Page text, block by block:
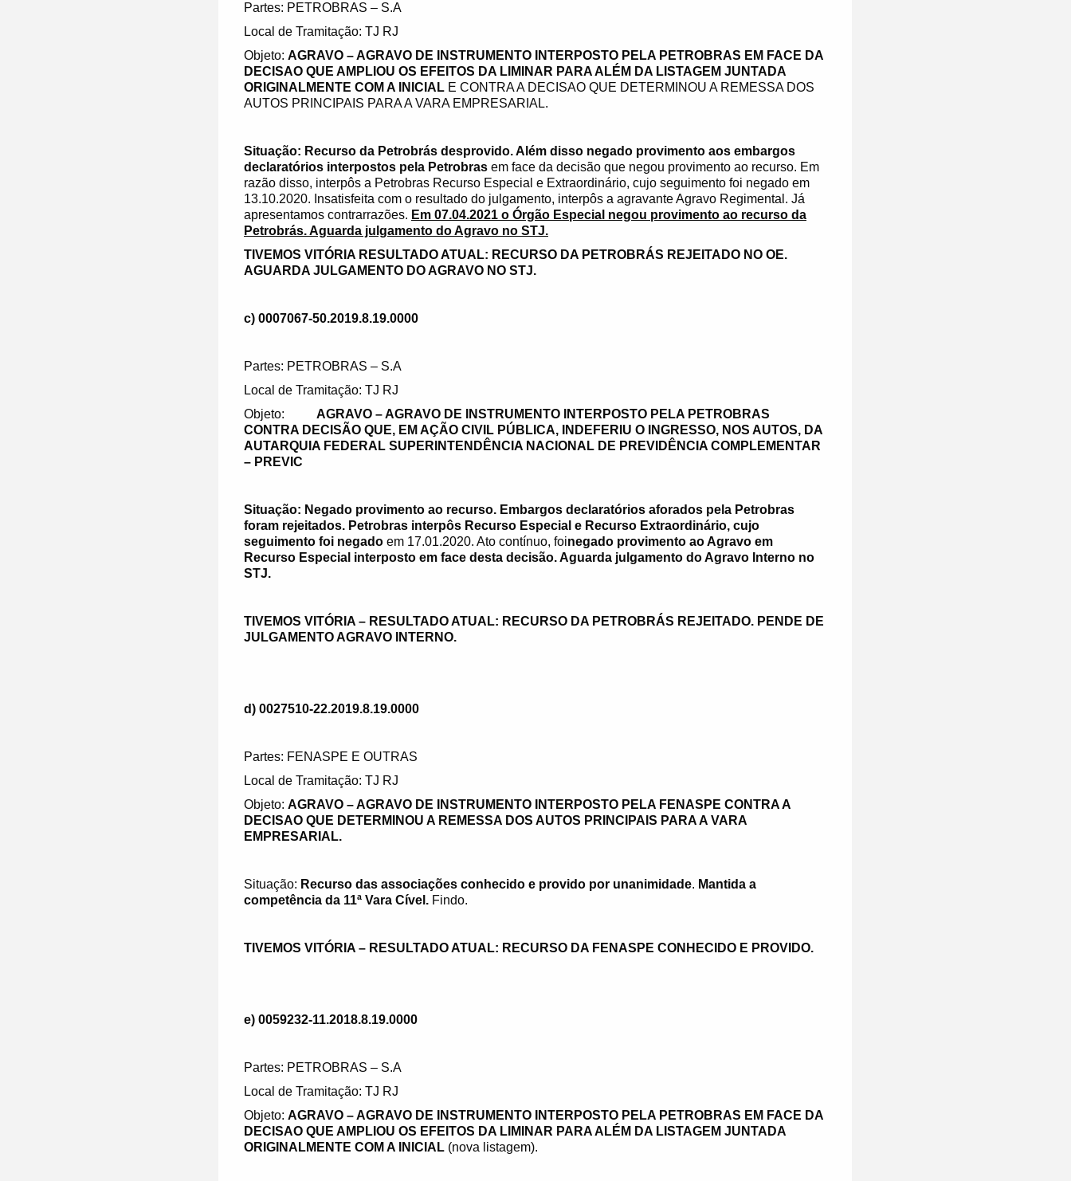
Partes: PETROBRAS – S.A
Local de Tramitação: TJ RJ
Objeto: AGRAVO – AGRAVO DE INSTRUMENTO INTERPOSTO PELA PETROBRAS EM FACE DA
DECISAO QUE AMPLIOU OS EFEITOS DA LIMINAR PARA ALÉM DA LISTAGEM JUNTADA
ORIGINALMENTE COM A INICIAL E CONTRA A DECISAO QUE DETERMINOU A REMESSA DOS
AUTOS PRINCIPAIS PARA A VARA EMPRESARIAL.
Situação: Recurso da Petrobrás desprovido. Além disso negado provimento aos embargos
declaratórios interpostos pela Petrobras em face da decisão que negou provimento ao recurso. Em
razão disso, interpôs a Petrobras Recurso Especial e Extraordinário, cujo seguimento foi negado em
13.10.2020. Insatisfeita com o resultado do julgamento, interpôs a agravante Agravo Regimental. Já
apresentamos contrarrazões. Em 07.04.2021 o Órgão Especial negou provimento ao recurso da
Petrobrás. Aguarda julgamento do Agravo no STJ.
TIVEMOS VITÓRIA RESULTADO ATUAL: RECURSO DA PETROBRÁS REJEITADO NO OE.
AGUARDA JULGAMENTO DO AGRAVO NO STJ.
c) 0007067-50.2019.8.19.0000
Partes: PETROBRAS – S.A
Local de Tramitação: TJ RJ
Objeto: AGRAVO – AGRAVO DE INSTRUMENTO INTERPOSTO PELA PETROBRAS
CONTRA DECISÃO QUE, EM AÇÃO CIVIL PÚBLICA, INDEFERIU O INGRESSO, NOS AUTOS, DA
AUTARQUIA FEDERAL SUPERINTENDÊNCIA NACIONAL DE PREVIDÊNCIA COMPLEMENTAR
– PREVIC
Situação: Negado provimento ao recurso. Embargos declaratórios aforados pela Petrobras
foram rejeitados. Petrobras interpôs Recurso Especial e Recurso Extraordinário, cujo
seguimento foi negado em 17.01.2020. Ato contínuo, foinegado provimento ao Agravo em
Recurso Especial interposto em face desta decisão. Aguarda julgamento do Agravo Interno no
STJ.
TIVEMOS VITÓRIA – RESULTADO ATUAL: RECURSO DA PETROBRÁS REJEITADO. PENDE DE
JULGAMENTO AGRAVO INTERNO.
d) 0027510-22.2019.8.19.0000
Partes: FENASPE E OUTRAS
Local de Tramitação: TJ RJ
Objeto: AGRAVO – AGRAVO DE INSTRUMENTO INTERPOSTO PELA FENASPE CONTRA A
DECISAO QUE DETERMINOU A REMESSA DOS AUTOS PRINCIPAIS PARA A VARA
EMPRESARIAL.
Situação: Recurso das associações conhecido e provido por unanimidade. Mantida a
competência da 11ª Vara Cível. Findo.
TIVEMOS VITÓRIA – RESULTADO ATUAL: RECURSO DA FENASPE CONHECIDO E PROVIDO.
e) 0059232-11.2018.8.19.0000
Partes: PETROBRAS – S.A
Local de Tramitação: TJ RJ
Objeto: AGRAVO – AGRAVO DE INSTRUMENTO INTERPOSTO PELA PETROBRAS EM FACE DA
DECISAO QUE AMPLIOU OS EFEITOS DA LIMINAR PARA ALÉM DA LISTAGEM JUNTADA
ORIGINALMENTE COM A INICIAL (nova listagem).